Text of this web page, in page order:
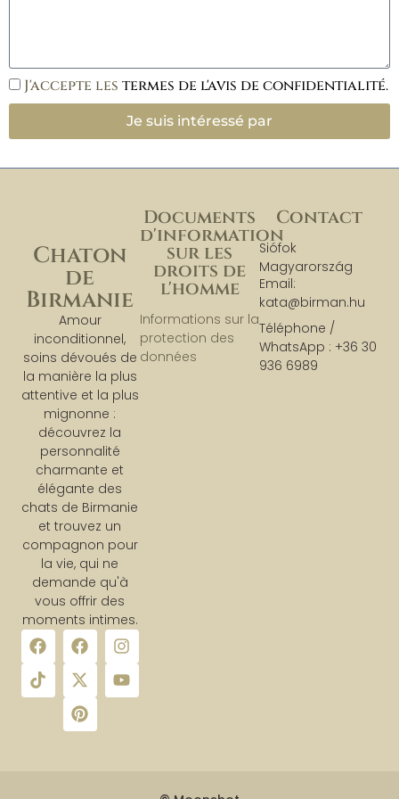
J'accepte les termes de l'avis de confidentialité.
Je suis intéressé par
Chaton
de
Birmanie
Amour
inconditionnel,
soins dévoués de
la manière la plus
attentive et la plus
mignonne :
découvrez la
personnalité
charmante et
élégante des
chats de Birmanie
et trouvez un
compagnon pour
la vie, qui ne
demande qu'à
vous offrir des
moments intimes.
Contact
Siófok
Magyarország
Email:
kata@birman.hu
Téléphone /
WhatsApp : +36 30
936 6989
Documents
d'information
sur les
droits de
l'homme
Informations sur la
protection des
données